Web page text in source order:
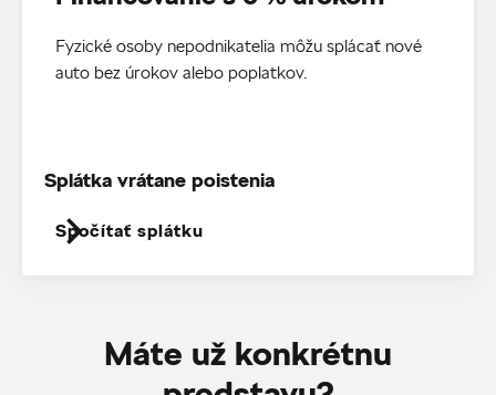
Fyzické osoby nepodnikatelia môžu splácať nové
auto bez úrokov alebo poplatkov.
Spočítať splátku
Splátka vrátane poistenia
Máte už konkrétnu